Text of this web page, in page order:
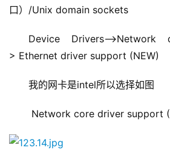
口）/Unix domain sockets
Device
> Ethernet driver support (NEW)
我的网卡是intel所以选择如图
Network core driver support